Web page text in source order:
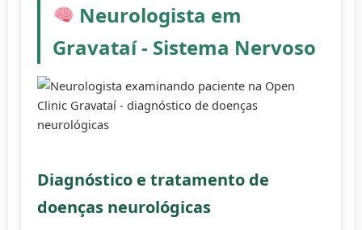
Neurologista em
Gravataí - Sistema Nervoso
Diagnóstico e tratamento de
doenças neurológicas